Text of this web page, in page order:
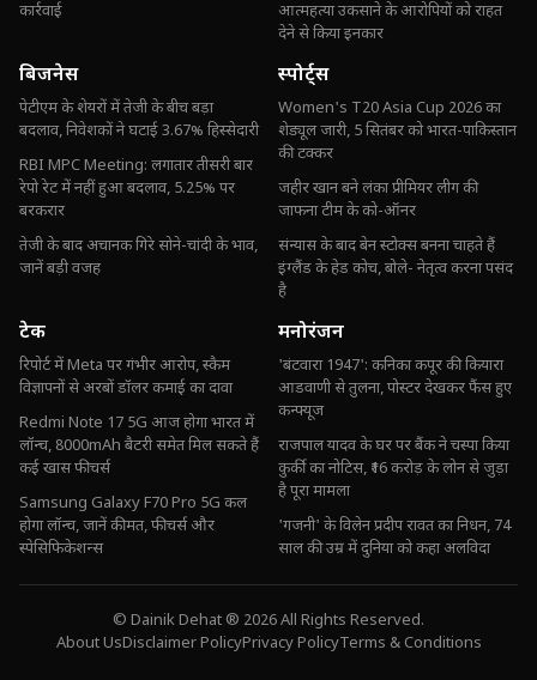
कार्रवाई
आत्महत्या उकसाने के आरोपियों को राहत
देने से किया इनकार
बिजनेस
पेटीएम के शेयरों में तेजी के बीच बड़ा
बदलाव, निवेशकों ने घटाई 3.67% हिस्सेदारी
RBI MPC Meeting: लगातार तीसरी बार
रेपो रेट में नहीं हुआ बदलाव, 5.25% पर
बरकरार
तेजी के बाद अचानक गिरे सोने-चांदी के भाव,
जानें बड़ी वजह
स्पोर्ट्स
Women's T20 Asia Cup 2026 का
शेड्यूल जारी, 5 सितंबर को भारत-पाकिस्तान
की टक्कर
जहीर खान बने लंका प्रीमियर लीग की
जाफना टीम के को-ऑनर
संन्यास के बाद बेन स्टोक्स बनना चाहते हैं
इंग्लैंड के हेड कोच, बोले- नेतृत्व करना पसंद
है
टेक
रिपोर्ट में Meta पर गंभीर आरोप, स्कैम
विज्ञापनों से अरबों डॉलर कमाई का दावा
Redmi Note 17 5G आज होगा भारत में
लॉन्च, 8000mAh बैटरी समेत मिल सकते हैं
कई खास फीचर्स
Samsung Galaxy F70 Pro 5G कल
होगा लॉन्च, जानें कीमत, फीचर्स और
स्पेसिफिकेशन्स
मनोरंजन
'बंटवारा 1947': कनिका कपूर की कियारा
आडवाणी से तुलना, पोस्टर देखकर फैंस हुए
कन्फ्यूज
राजपाल यादव के घर पर बैंक ने चस्पा किया
कुर्की का नोटिस, ₹16 करोड़ के लोन से जुड़ा
है पूरा मामला
'गजनी' के विलेन प्रदीप रावत का निधन, 74
साल की उम्र में दुनिया को कहा अलविदा
© Dainik Dehat ® 2026 All Rights Reserved.
About UsDisclaimer PolicyPrivacy PolicyTerms & Conditions